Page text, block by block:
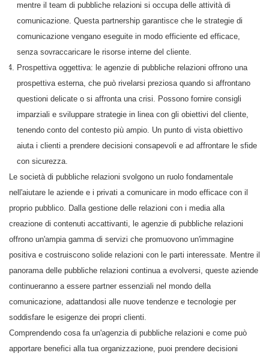
mentre il team di pubbliche relazioni si occupa delle attività di
comunicazione. Questa partnership garantisce che le strategie di
comunicazione vengano eseguite in modo efficiente ed efficace,
senza sovraccaricare le risorse interne del cliente.
Prospettiva oggettiva: le agenzie di pubbliche relazioni offrono una
prospettiva esterna, che può rivelarsi preziosa quando si affrontano
questioni delicate o si affronta una crisi. Possono fornire consigli
imparziali e sviluppare strategie in linea con gli obiettivi del cliente,
tenendo conto del contesto più ampio. Un punto di vista obiettivo
aiuta i clienti a prendere decisioni consapevoli e ad affrontare le sfide
con sicurezza.
Le società di pubbliche relazioni svolgono un ruolo fondamentale
nell'aiutare le aziende e i privati a comunicare in modo efficace con il
proprio pubblico. Dalla gestione delle relazioni con i media alla
creazione di contenuti accattivanti, le agenzie di pubbliche relazioni
offrono un'ampia gamma di servizi che promuovono un'immagine
positiva e costruiscono solide relazioni con le parti interessate. Mentre il
panorama delle pubbliche relazioni continua a evolversi, queste aziende
continueranno a essere partner essenziali nel mondo della
comunicazione, adattandosi alle nuove tendenze e tecnologie per
soddisfare le esigenze dei propri clienti.
Comprendendo cosa fa un'agenzia di pubbliche relazioni e come può
apportare benefici alla tua organizzazione, puoi prendere decisioni